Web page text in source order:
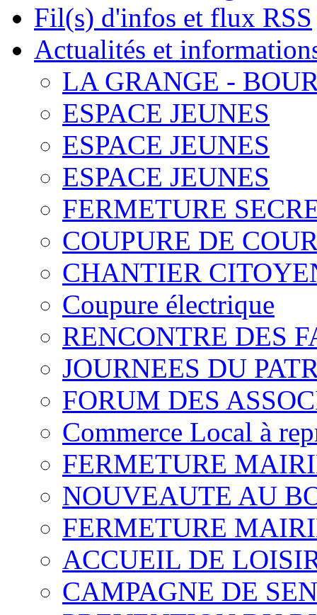
Fil(s) d'infos et flux RSS
Actualités et
LA GRANGE -
ESPACE JEUNES
ESPACE JEUNES
ESPACE JEUNES
FERMETURE
COUPURE DE
CHANTIER
Coupure électrique
RENCONTRE DES
JOURNEES DU
FORUM DES
Commerce Local à
FERMETURE
NOUVEAUTE AU
FERMETURE
ACCUEIL DE
CAMPAGNE DE